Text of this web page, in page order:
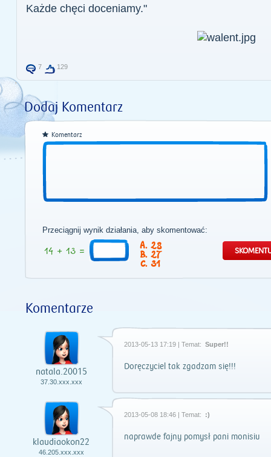
Każde chęci doceniamy."
7 129
Dodaj Komentarz
Komentarz
Przeciągnij wynik działania, aby skomentować:
28
27
31
Komentarze
natala.20015
37.30.xxx.xxx
2013-05-13 17:19 | Temat: Super!!
Doręczyciel tak zgadzam się!!!
klaudiaokon22
46.205.xxx.xxx
2013-05-08 18:46 | Temat: :)
naprawde fajny pomysł pani monisiu